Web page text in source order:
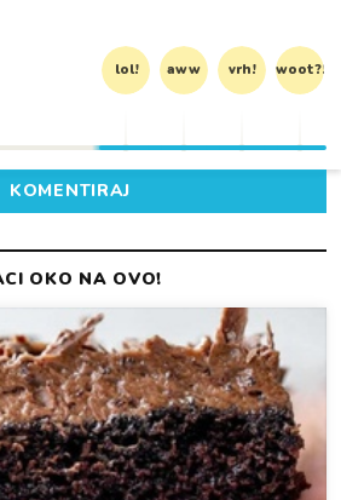
lol! aww vrh! woot?!
KOMENTIRAJ